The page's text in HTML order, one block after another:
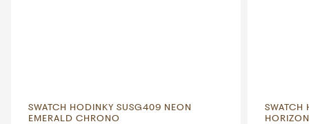
SWATCH HODINKY SUSG409 NEON
EMERALD CHRONO
SWATCH
HORIZON